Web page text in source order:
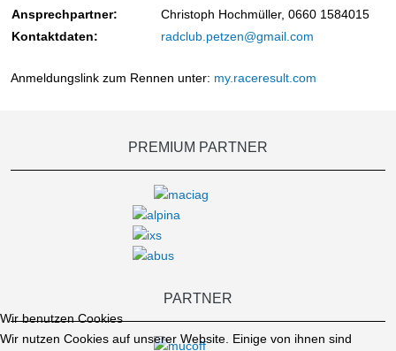
Ansprechpartner:
Christoph Hochmüller, 0660 1584015
Kontaktdaten:
radclub.petzen@gmail.com
Anmeldungslink zum Rennen unter: my.raceresult.com
PREMIUM PARTNER
PARTNER
Wir benutzen Cookies
Wir nutzen Cookies auf unserer Website. Einige von ihnen sind